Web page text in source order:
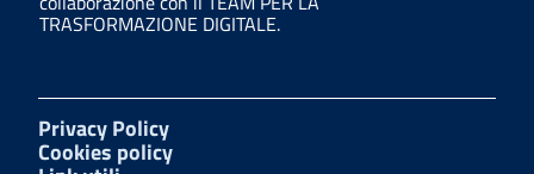
TRASFORMAZIONE DIGITALE.
Privacy Policy
Cookies policy